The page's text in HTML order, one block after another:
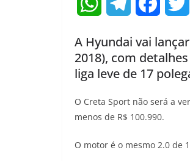
W
a
t
s
p
l
e
g
a
c
e
b
o
A Hyundai vai
2018), com
liga leve de 17
O Creta Sport não será a
menos de R$ 100.990.
O motor é o mesmo 2.0 de